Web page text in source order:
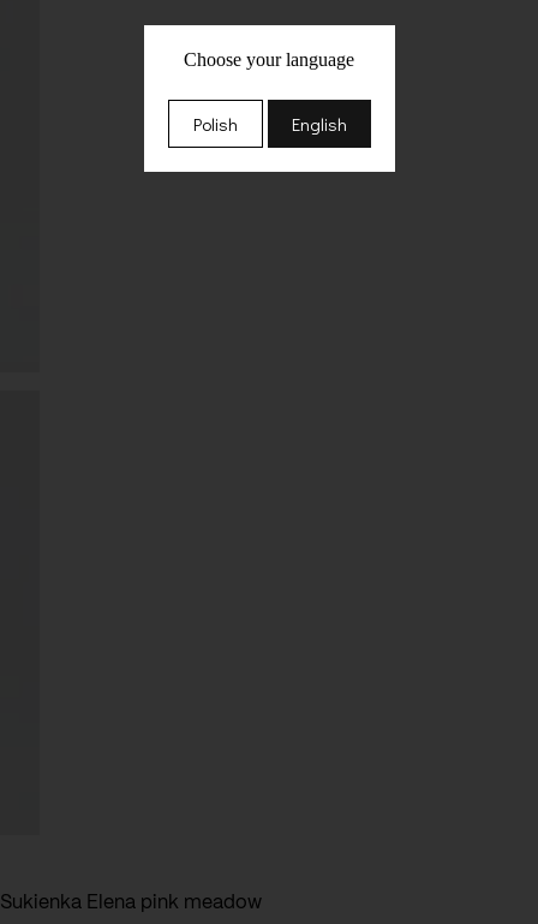
Sukienka Elena pink meadow
Choose your language
Polish English